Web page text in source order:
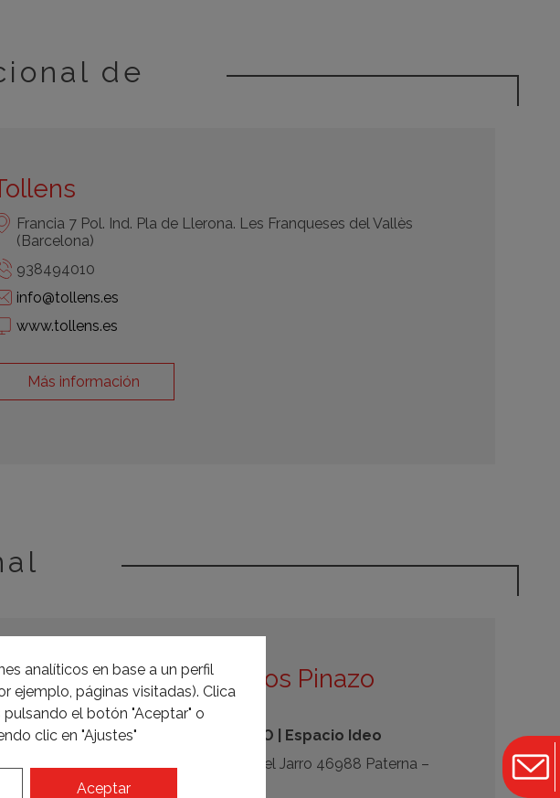
de
Francia 7 Pol. Ind. Pla de Llerona. Les Franqueses del Vallès
(Barcelona)
938494010
info@tollens.es
www.tollens.es
Más información
Carrasco y Carlos Pinazo
CARRASCO Y CARLOS PINAZO | Espacio Ideo
Ciudad de Onda 18 Pol. Ind. Fuente del Jarro 46988 Paterna –
analíticos en base a un perfil
ejemplo, páginas visitadas). Clica
el botón "Aceptar" o
clic en "Ajustes"
Aceptar